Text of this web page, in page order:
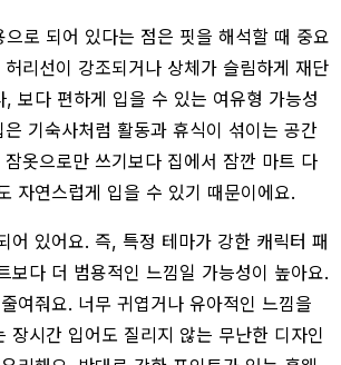
으로 되어 있다는 점은 핏을 해석할 때 중요
리선이 강조되거나 상체가 슬림하게 재단
, 보다 편하게 입을 수 있는 여유형 가능성
기숙사처럼 활동과 휴식이 섞이는 공간
옷으로만 쓰기보다 집에서 잠깐 마트 다
자연스럽게 입을 수 있기 때문이에요.
어 있어요. 즉, 특정 테마가 강한 캐릭터 패
보다 더 범용적인 느낌일 가능성이 높아요.
여줘요. 너무 귀엽거나 유아적인 느낌을
장시간 입어도 질리지 않는 무난한 디자인